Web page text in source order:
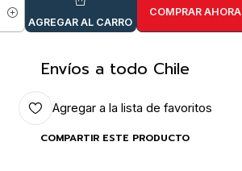
AGREGAR AL CARRO
COMPRAR AHORA
Envíos a todo Chile
Agregar a la lista de favoritos
COMPARTIR ESTE PRODUCTO